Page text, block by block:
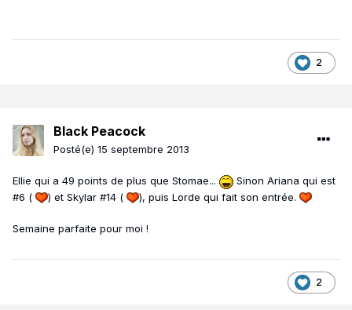
2
Black Peacock
Posté(e) 15 septembre 2013
Ellie qui a 49 points de plus que Stomae...
Sinon Ariana qui est
#6 (
) et Skylar #14 ( ), puis Lorde qui fait son entrée.
Semaine parfaite pour moi !
2